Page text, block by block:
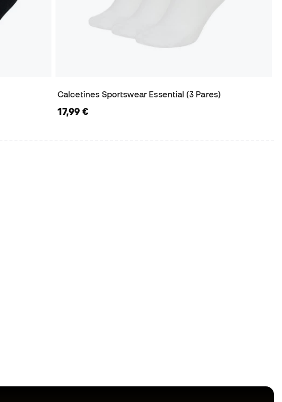
Calcetines Sportswear Essential (3 Pares)
17,99 €